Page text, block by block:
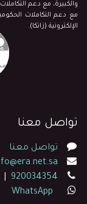
والكبيرة، مع دعم
الإلكترونية (زاتكا).
تواصل معنا
تواصل معنا
|920034354
WhatsApp